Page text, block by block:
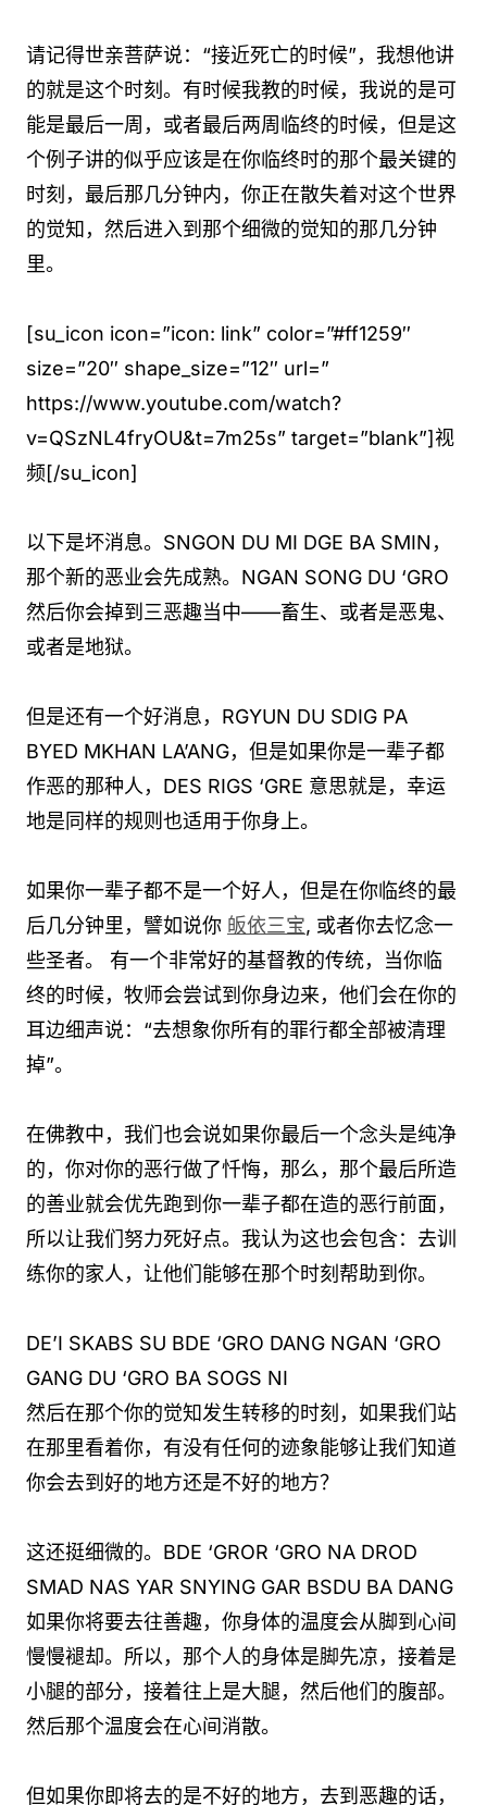
请记得世亲菩萨说：“接近死亡的时候”，我想他讲
的就是这个时刻。有时候我教的时候，我说的是可
能是最后一周，或者最后两周临终的时候，但是这
个例子讲的似乎应该是在你临终时的那个最关键的
时刻，最后那几分钟内，你正在散失着对这个世界
的觉知，然后进入到那个细微的觉知的那几分钟
里。
[su_icon icon=”icon: link” color=”#ff1259″
size=”20″ shape_size=”12″ url=”
https://www.youtube.com/watch?
v=QSzNL4fryOU&t=7m25s” target=”blank”]视
频[/su_icon]
以下是坏消息。SNGON DU MI DGE BA SMIN，
那个新的恶业会先成熟。NGAN SONG DU ‘GRO
然后你会掉到三恶趣当中——畜生、或者是恶鬼、
或者是地狱。
但是还有一个好消息，RGYUN DU SDIG PA
BYED MKHAN LA’ANG，但是如果你是一辈子都
作恶的那种人，DES RIGS ‘GRE 意思就是，幸运
地是同样的规则也适用于你身上。
如果你一辈子都不是一个好人，但是在你临终的最
后几分钟里，譬如说你 皈依三宝, 或者你去忆念一
些圣者。 有一个非常好的基督教的传统，当你临
终的时候，牧师会尝试到你身边来，他们会在你的
耳边细声说：“去想象你所有的罪行都全部被清理
掉”。
在佛教中，我们也会说如果你最后一个念头是纯净
的，你对你的恶行做了忏悔，那么，那个最后所造
的善业就会优先跑到你一辈子都在造的恶行前面，
所以让我们努力死好点。我认为这也会包含：去训
练你的家人，让他们能够在那个时刻帮助到你。
DE’I SKABS SU BDE ‘GRO DANG NGAN ‘GRO
GANG DU ‘GRO BA SOGS NI
然后在那个你的觉知发生转移的时刻，如果我们站
在那里看着你，有没有任何的迹象能够让我们知道
你会去到好的地方还是不好的地方？
这还挺细微的。BDE ‘GROR ‘GRO NA DROD
SMAD NAS YAR SNYING GAR BSDU BA DANG
如果你将要去往善趣，你身体的温度会从脚到心间
慢慢褪却。所以，那个人的身体是脚先凉，接着是
小腿的部分，接着往上是大腿，然后他们的腹部。
然后那个温度会在心间消散。
但如果你即将去的是不好的地方，去到恶趣的话，